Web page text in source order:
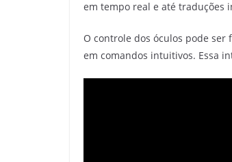
em tempo real e até traduções
O controle dos óculos pode
em comandos intuitivos. Essa